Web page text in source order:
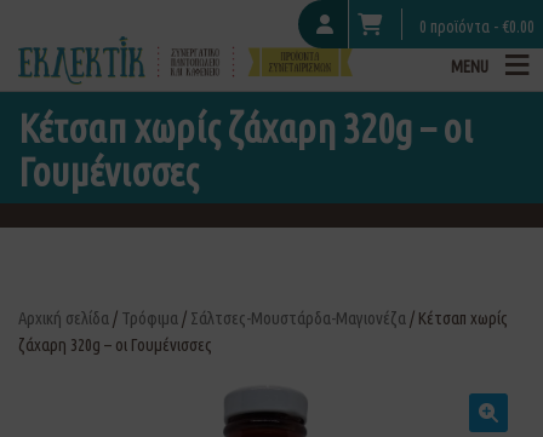
0 προϊόντα - €0.00
MENU
Κέτσαπ χωρίς ζάχαρη 320g – οι
Γουμένισσες
Αρχική σελίδα / Τρόφιμα / Σάλτσες-Μουστάρδα-Μαγιονέζα / Κέτσαπ χωρίς
ζάχαρη 320g – οι Γουμένισσες